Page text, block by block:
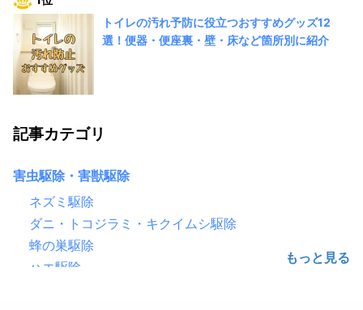
トイレの汚れ予防に役立つおすすめグッズ12
選！便器・便座裏・壁・床など箇所別に紹介
記事カテゴリ
害虫駆除・害獣駆除
ネズミ駆除
ダニ・トコジラミ・キクイムシ駆除
蜂の巣駆除
ハエ駆除